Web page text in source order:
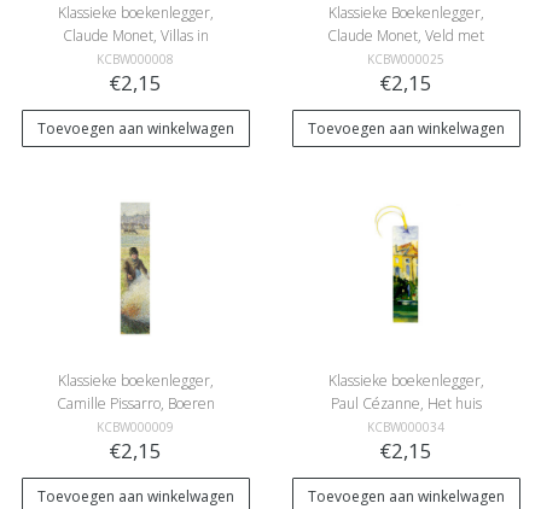
Klassieke boekenlegger,
Claude Monet, Villas in
Bordighera
KCBW000008
€2,15
Toevoegen aan winkelwagen
Klassieke Boekenlegger,
Claude Monet, Veld met
klaprozen
KCBW000025
€2,15
Toevoegen aan winkelwagen
Klassieke boekenlegger,
Camille Pissarro, Boeren
meisje maakt vuur
KCBW000009
€2,15
Toevoegen aan winkelwagen
Klassieke boekenlegger,
Paul Cézanne, Het huis
van Jas de Bouffan
KCBW000034
€2,15
Toevoegen aan winkelwagen